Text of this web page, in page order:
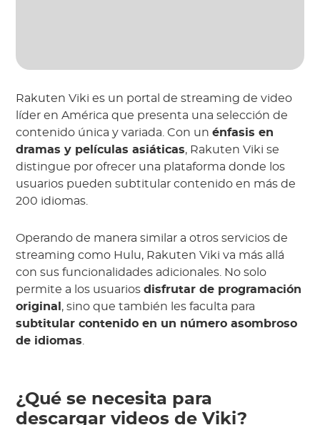
Rakuten Viki es un portal de streaming de video
líder en América que presenta una selección de
contenido única y variada. Con unénfasis en
dramas y películas asiáticas, Rakuten Viki se
distingue por ofrecer una plataforma donde los
usuarios pueden subtitular contenido en más de
200 idiomas.
Operando de manera similar a otros servicios de
streaming como Hulu, Rakuten Viki va más allá
con sus funcionalidades adicionales. No solo
permite a los usuariosdisfrutar de programación
original , sino que también les faculta para
subtitular contenido en un número asombroso
de idiomas.
¿Qué se necesita para
descargar videos de Viki?